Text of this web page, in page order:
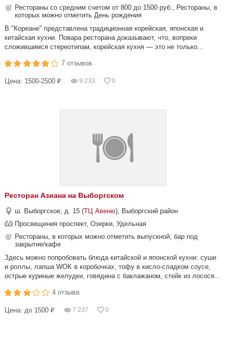
Рестораны со средним счетом от 800 до 1500 руб., Рестораны, в
которых можно отметить День рождения
В "Кореанe" представлена традиционная корейская, японская и
китайская кухни. Повара ресторана доказывают, что, вопреки
сложившимся стереотипам, корейская кухня — это не только...
7 отзывов
Цена: 1500-2500 ₽ 9 233 0
Ресторан Азиана на Выборгском
ш. Выборгское, д. 15 (ТЦ Авеню), Выборгский район
Просвещения проспект, Озерки, Удельная
Рестораны, в которых можно отметить выпускной, бар под
закрытие/кафе
Здесь можно попробовать блюда китайской и японской кухни: суши
и роллы, лапша WOK в коробочках, тофу в кисло-сладком соусе,
острые куриные желудки, говядина с баклажаном, стейк из лосося...
4 отзыва
Цена: до 1500 ₽ 7 237 0